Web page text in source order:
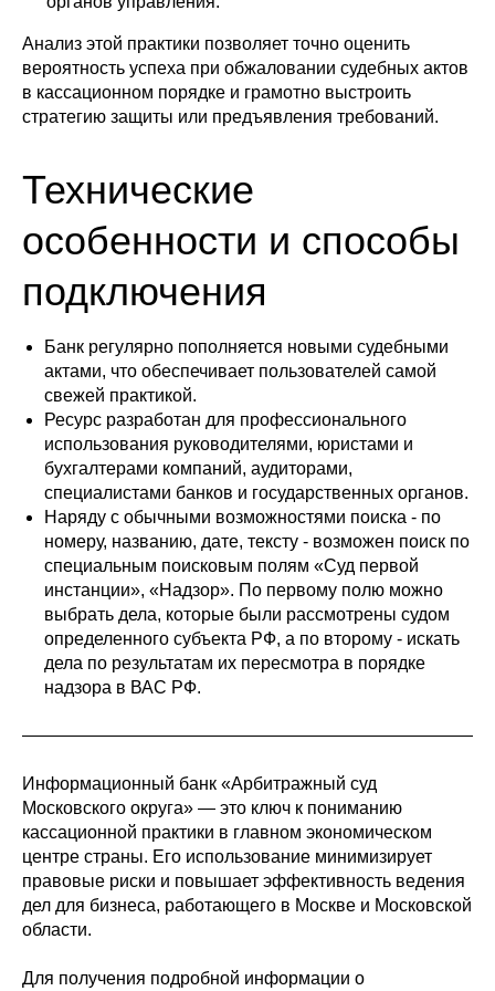
Анализ этой практики позволяет точно оценить
вероятность успеха при обжаловании судебных актов
в кассационном порядке и грамотно выстроить
стратегию защиты или предъявления требований.
Технические
особенности и способы
подключения
Банк регулярно пополняется новыми судебными
актами, что обеспечивает пользователей самой
свежей практикой.
Ресурс разработан для профессионального
использования руководителями, юристами и
бухгалтерами компаний, аудиторами,
специалистами банков и государственных органов.
Наряду с обычными возможностями поиска - по
номеру, названию, дате, тексту - возможен поиск по
специальным поисковым полям «Суд первой
инстанции», «Надзор». По первому полю можно
выбрать дела, которые были рассмотрены судом
определенного субъекта РФ, а по второму - искать
дела по результатам их пересмотра в порядке
надзора в ВАС РФ.
Информационный банк «Арбитражный суд
Московского округа» — это ключ к пониманию
кассационной практики в главном экономическом
центре страны. Его использование минимизирует
правовые риски и повышает эффективность ведения
дел для бизнеса, работающего в Москве и Московской
области.
Для получения подробной информации о
info@compaslidera.ru
КомпасЛидера — официальный
Подписывайтесь
на нашу группу ВК
Скачать прайс-лист